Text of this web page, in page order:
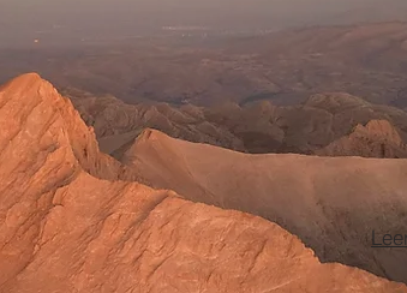
TDAH